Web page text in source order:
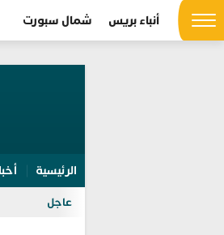
أنباء بريس شمال سبورت
الرئيسية
عاجل